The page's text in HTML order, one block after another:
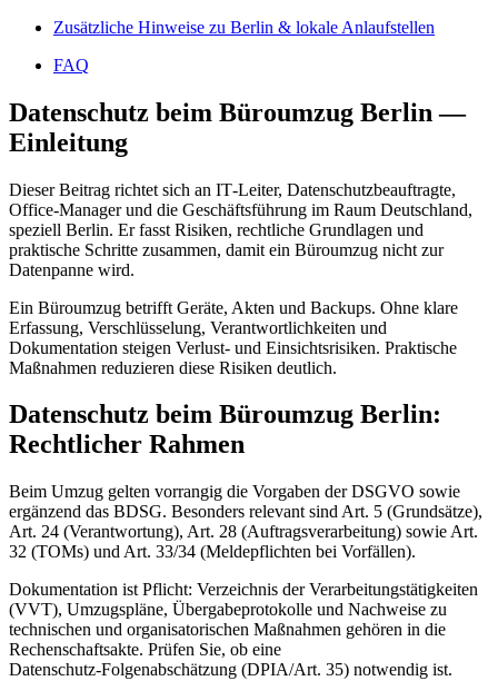
Zusätzliche Hinweise zu Berlin & lokale Anlaufstellen
FAQ
Datenschutz beim Büroumzug Berlin —
Einleitung
Dieser Beitrag richtet sich an IT‑Leiter, Datenschutzbeauftragte,
Office‑Manager und die Geschäftsführung im Raum Deutschland,
speziell Berlin. Er fasst Risiken, rechtliche Grundlagen und
praktische Schritte zusammen, damit ein Büroumzug nicht zur
Datenpanne wird.
Ein Büroumzug betrifft Geräte, Akten und Backups. Ohne klare
Erfassung, Verschlüsselung, Verantwortlichkeiten und
Dokumentation steigen Verlust- und Einsichtsrisiken. Praktische
Maßnahmen reduzieren diese Risiken deutlich.
Datenschutz beim Büroumzug Berlin:
Rechtlicher Rahmen
Beim Umzug gelten vorrangig die Vorgaben der DSGVO sowie
ergänzend das BDSG. Besonders relevant sind Art. 5 (Grundsätze),
Art. 24 (Verantwortung), Art. 28 (Auftragsverarbeitung) sowie Art.
32 (TOMs) und Art. 33/34 (Meldepflichten bei Vorfällen).
Dokumentation ist Pflicht: Verzeichnis der Verarbeitungstätigkeiten
(VVT), Umzugspläne, Übergabeprotokolle und Nachweise zu
technischen und organisatorischen Maßnahmen gehören in die
Rechenschaftsakte. Prüfen Sie, ob eine
Datenschutz‑Folgenabschätzung (DPIA/Art. 35) notwendig ist.